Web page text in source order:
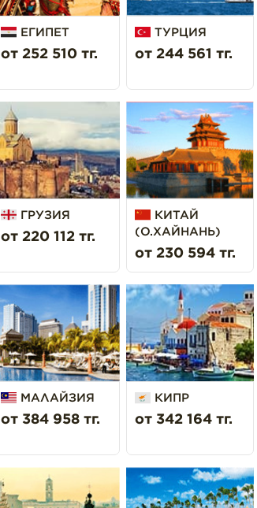
ЕГИПЕТ
от 252 510 тг.
ТУРЦИЯ
от 244 561 тг.
ГРУЗИЯ
от 220 112 тг.
КИТАЙ
(О.ХАЙНАНЬ)
от 230 594 тг.
МАЛАЙЗИЯ
от 384 958 тг.
КИПР
от 342 164 тг.